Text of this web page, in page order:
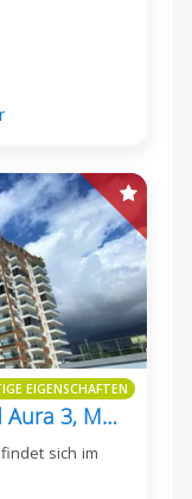
EIGENSCHAFTEN
Möblierte 1+1-Wohnung In Gold Aura 3, Mahmutlar
sich im